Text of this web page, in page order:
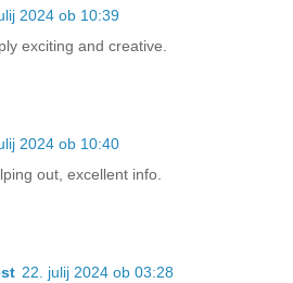
2024 ob 10:39
exciting and creative.
2024 ob 10:40
out, excellent info.
22. julij 2024 ob 03:28